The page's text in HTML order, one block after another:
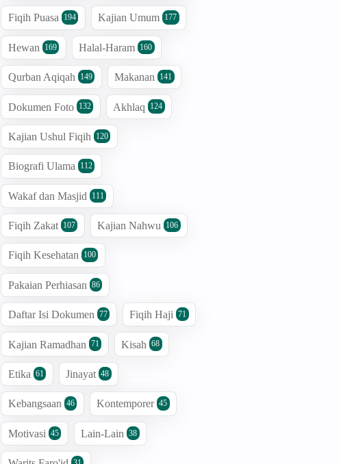
Fiqih Puasa 194 Kajian Umum 177
Hewan 169 Halal-Haram 160
Qurban Aqiqah 149 Makanan 141
Dokumen Foto 132 Akhlaq 124
Kajian Ushul Fiqih 120
Biografi Ulama 112
Wakaf dan Masjid 111
Fiqih Zakat 107 Kajian Nahwu 106
Fiqih Kesehatan 100
Pakaian Perhiasan 86
Daftar Isi Dokumen 77 Fiqih Haji 71
Kajian Ramadhan 71 Kisah 68
Etika 61 Jinayat 48
Kebangsaan 46 Kontemporer 45
Motivasi 45 Lain-Lain 38